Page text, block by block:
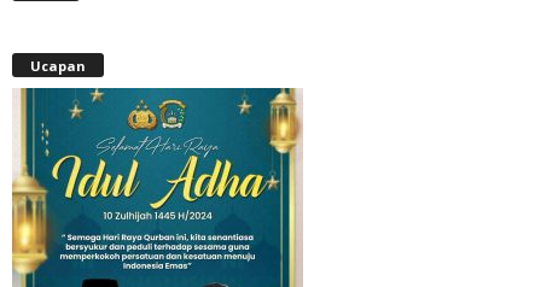
Ucapan